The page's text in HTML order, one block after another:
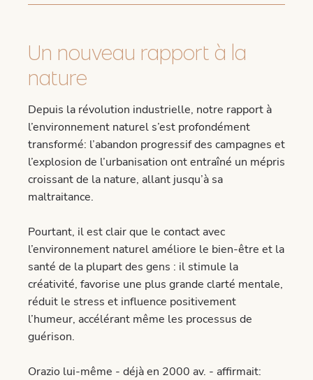
Un nouveau rapport à la
nature
Depuis la révolution industrielle, notre rapport à
l’environnement naturel s’est profondément
transformé: l’abandon progressif des campagnes et
l’explosion de l’urbanisation ont entraîné un mépris
croissant de la nature, allant jusqu’à sa
maltraitance.
Pourtant, il est clair que le contact avec
l’environnement naturel améliore le bien-être et la
santé de la plupart des gens : il stimule la
créativité, favorise une plus grande clarté mentale,
réduit le stress et influence positivement
l’humeur, accélérant même les processus de
guérison.
Orazio lui-même - déjà en 2000 av. - affirmait: